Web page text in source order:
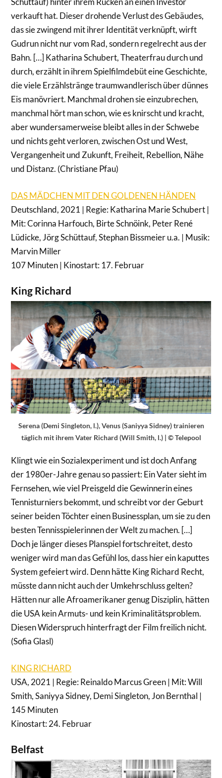
verkauft hat. Dieser drohende Verlust des Gebäudes,
das sie zwingend mit ihrer Identität verknüpft, wirft
Gudrun nicht nur vom Rad, sondern regelrecht aus der
Bahn. […] Katharina Schubert, Theaterfrau durch und
durch, erzählt in ihrem Spielfilmdebüt eine Geschichte,
die viele Erzählstränge traumwandlerisch über dünnes
Eis manövriert. Manchmal drohen sie einzubrechen,
manchmal hört man schon, wie es knirscht und kracht,
aber wundersamerweise bleibt alles in der Schwebe
und nichts geht verloren, zwischen Ost und West,
Vergangenheit und Zukunft, Freiheit, Rebellion, Nähe
und Distanz. (Christiane Pfau)
DAS MÄDCHEN MIT DEN GOLDENEN HÄNDEN
Deutschland, 2021 | Regie: Katharina Marie Schubert |
Mit: Corinna Harfouch, Birte Schnöink, Peter René
Lüdicke, Jörg Schüttauf, Stephan Bissmeier u.a. | Musik:
Marvin Miller
107 Minuten | Kinostart: 17. Februar
King Richard
Serena (Demi Singleton, l.), Venus (Saniyya Sidney) trainieren
täglich mit ihrem Vater Richard (Will Smith, l.) | © Telepool
Klingt wie ein Sozialexperiment und ist doch Anfang
der 1980er-Jahre genau so passiert: Ein Vater sieht im
Fernsehen, wie viel Preisgeld die Gewinnerin eines
Tennisturniers bekommt, und schreibt vor der Geburt
seiner beiden Töchter einen Businessplan, um sie zu den
besten Tennisspielerinnen der Welt zu machen. […]
Doch je länger dieses Planspiel fortschreitet, desto
weniger wird man das Gefühl los, dass hier ein kaputtes
System gefeiert wird. Denn hätte King Richard Recht,
müsste dann nicht auch der Umkehrschluss gelten?
Hätten nur alle Afroamerikaner genug Disziplin, hätten
die USA kein Armuts- und kein Kriminalitätsproblem.
Diesen Widerspruch hinterfragt der Film freilich nicht.
(Sofia Glasl)
KING RICHARD
USA, 2021 | Regie: Reinaldo Marcus Green | Mit: Will
Smith, Saniyya Sidney, Demi Singleton, Jon Bernthal |
145 Minuten
Kinostart: 24. Februar
Belfast